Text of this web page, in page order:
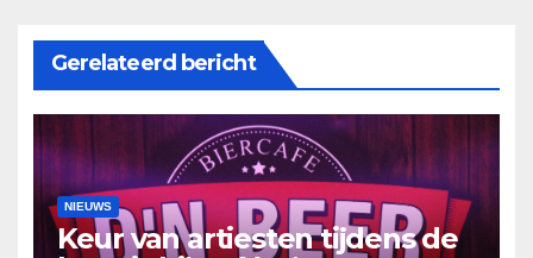
Gerelateerd bericht
NIEUWS
Keur van artiesten tijdens de